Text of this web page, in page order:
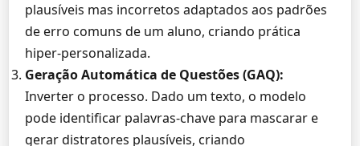
plausíveis mas incorretos adaptados aos padrões
de erro comuns de um aluno, criando prática
hiper-personalizada.
Geração Automática de Questões (GAQ):
Inverter o processo. Dado um texto, o modelo
pode identificar palavras-chave para mascarar e
gerar distratores plausíveis, criando